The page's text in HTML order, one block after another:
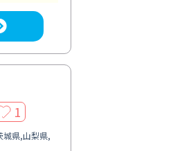
1
城県,山梨県,